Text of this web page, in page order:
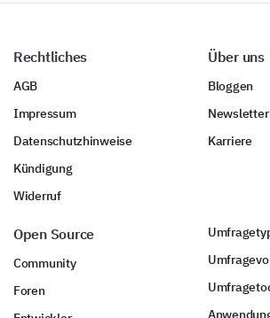
Rechtliches
AGB
Impressum
Datenschutzhinweise
Kündigung
Widerruf
Über uns
Bloggen
Newsletter
Karriere
Open Source
Community
Foren